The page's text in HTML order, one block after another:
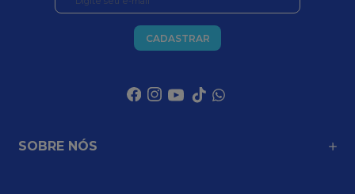
CADASTRAR
SOBRE NÓS